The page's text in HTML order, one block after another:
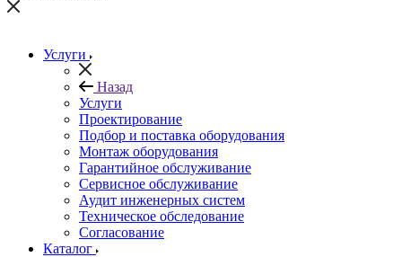
Услуги
Назад
Услуги
Проектирование
Подбор и поставка оборудования
Монтаж оборудования
Гарантийное обслуживание
Сервисное обслуживание
Аудит инженерных систем
Техническое обследование
Согласование
Каталог